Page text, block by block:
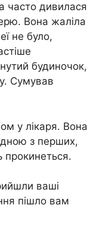
часто дивилася
Вона жаліла
не було,
будиночок,
Сумував
у лікаря. Вона
з перших,
прокинеться.
ваші
пішло вам